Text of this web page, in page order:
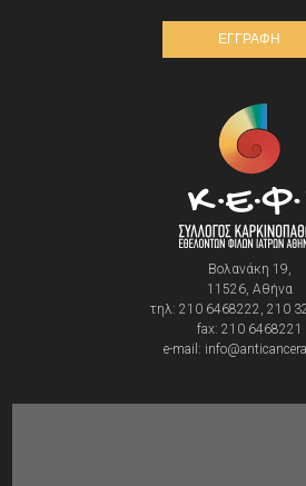
ΕΓΓΡΑΦΗ
Βολανάκη 19,
11526, Αθήνα
τηλ: 210 6468222, 210
fax: 210 6468221
e-mail: